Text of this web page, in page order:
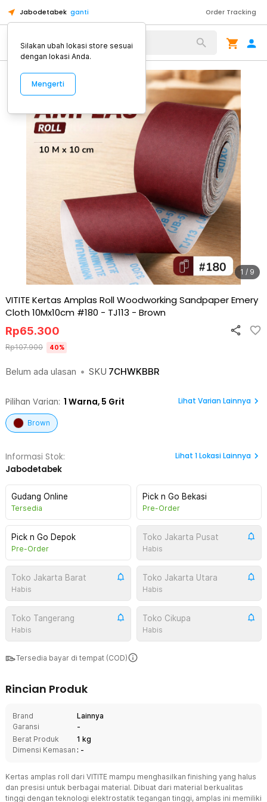
Jabodetabek ganti Order Tracking
Alat Kopi
1 / 9
VITITE Kertas Amplas Roll Woodworking Sandpaper Emery
Cloth 10Mx10cm #180 - TJ113 - Brown
Belum ada ulasan • SKU 7CHWKBBR
Rp65.300
Rp107.900 40%
Pilihan Varian: 1 Warna, 5 Grit Lihat Varian Lainnya
Brown
Informasi Stok:
Jabodetabek
Lihat 1Lokasi Lainnya
Gudang Online
Tersedia
Pick n Go Bekasi
Pre-Order
Pick n Go Depok
Pre-Order
Toko Jakarta Pusat
Habis
Toko Jakarta Barat
Habis
Toko Jakarta Utara
Habis
Toko Tangerang
Habis
Toko Cikupa
Habis
Tersedia bayar di tempat (COD)
Rincian Produk
Brand
Lainnya
Garansi
-
Berat Produk
1 kg
Dimensi Kemasan : -
Kertas amplas roll dari VITITE mampu menghasilkan finishing yang halus
dan presisi untuk berbagai material. Dibuat dari material berkualitas
tinggi dengan teknologi elektrostatik tegangan tinggi, amplas ini memiliki
Silakan ubah lokasi store sesuai
dengan lokasi Anda.
Mengerti